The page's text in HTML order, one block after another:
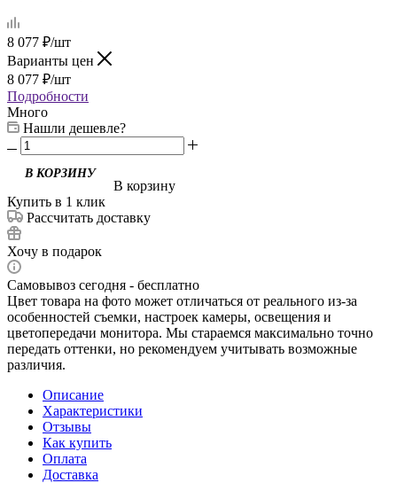
8 077 ₽/шт
Варианты цен
8 077 ₽/шт
Подробности
Много
Нашли дешевле?
В корзину
Купить в 1 клик
Рассчитать доставку
Хочу в подарок
Самовывоз сегодня - бесплатно
Цвет товара на фото может отличаться от реального из-за
особенностей съемки, настроек камеры, освещения и
цветопередачи монитора. Мы стараемся максимально точно
передать оттенки, но рекомендуем учитывать возможные
различия.
Описание
Характеристики
Отзывы
Как купить
Оплата
Доставка